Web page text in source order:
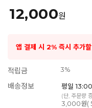
12,000원
앱 결제 시 2% 즉시 추가
적립금 3%
배송정보 평일
(단, 주문량
3,000원(